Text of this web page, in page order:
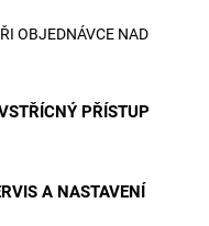
OBJEDNÁVCE NAD
PŘÍSTUP
A NASTAVENÍ